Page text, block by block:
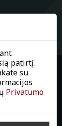
patirtį.
su
Privatumo